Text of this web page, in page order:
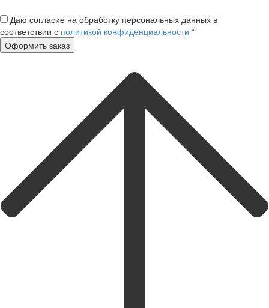
Даю согласие на обработку персональных данных в
соответствии с политикой конфиденциальности *